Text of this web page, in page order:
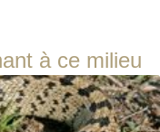
à ce milieu